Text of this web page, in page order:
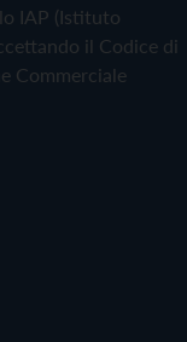
IAP (Istituto
il Codice di
Commerciale